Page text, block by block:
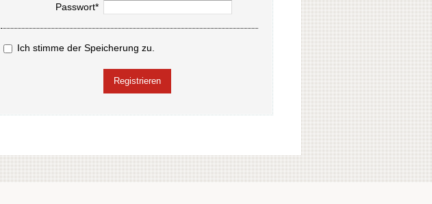
Passwort*
Ich stimme der Speicherung zu.